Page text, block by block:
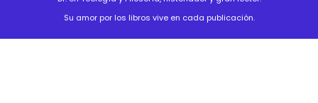
Su amor por los libros vive en cada publicación.